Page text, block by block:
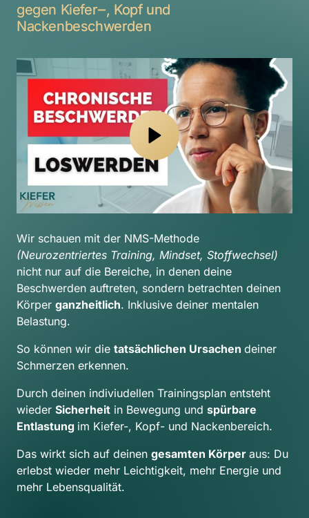
gegen Kiefer‒, Kopf
Nackenbeschwerden
nicht nur auf die Bereiche, in denen deine
Beschwerden auftreten, sondern betrachten deinen
Körper ganzheitlich. Inklusive deiner mentalen
Belastung.
So können wir die tatsächlichen Ursachen deiner
Schmerzen erkennen.
Durch deinen indiviudellen Trainingsplan entsteht
wieder Sicherheit in Bewegung und spürbare
Entlastung im Kiefer-, Kopf- und Nackenbereich.
Das wirkt sich auf deinen gesamten Körper aus: Du
erlebst wieder mehr Leichtigkeit, mehr Energie und
mehr Lebensqualität.